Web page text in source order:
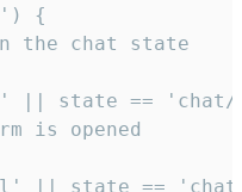
{
the chat state
|| state ==
is opened
|| state ==